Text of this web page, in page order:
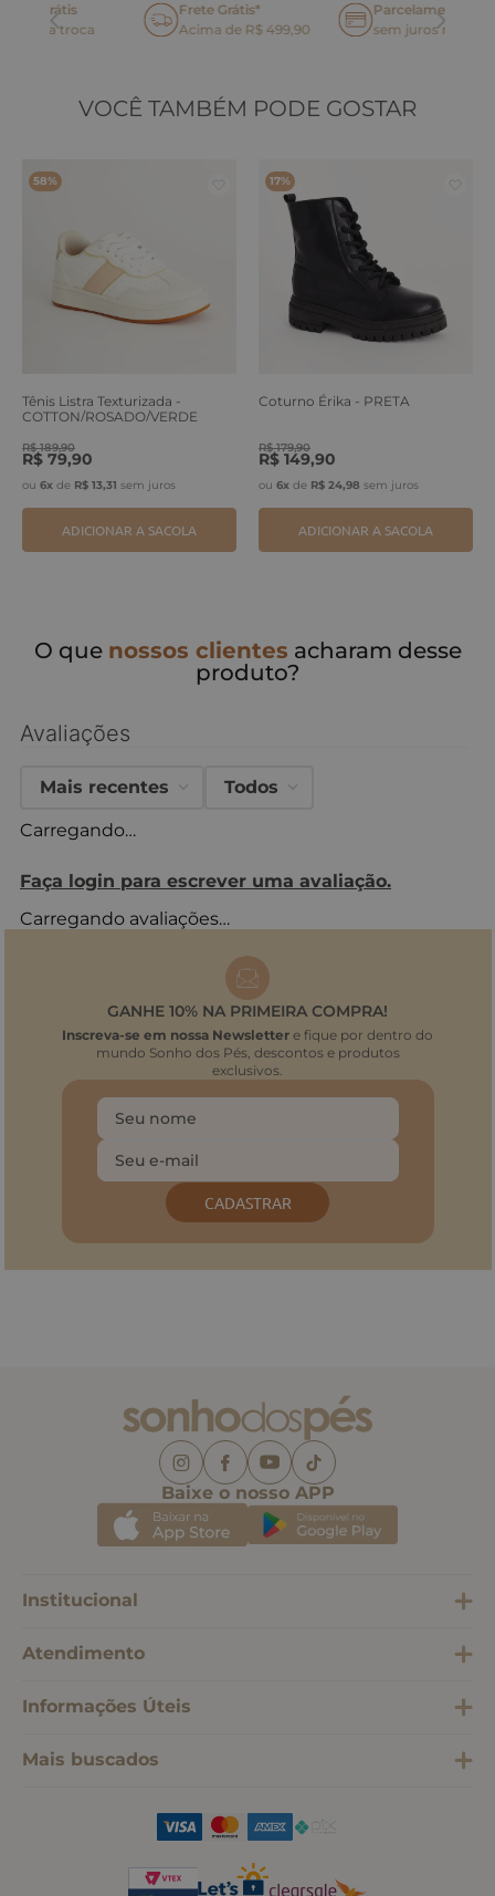
Frete Grátis*
Acima de R$ 499,90
Parcelamento até 6x
sem juros no cartão
VOCÊ TAMBÉM PODE GOSTAR
58%
Tênis Listra Texturizada -
COTTON/ROSADO/VERDE
R$ 189,90
R$ 79,90
ou 6x de R$ 13,31 sem juros
ADICIONAR A SACOLA
17%
Coturno Érika - PRETA
R$ 179,90
R$ 149,90
ou 6x de R$ 24,98 sem juros
ADICIONAR A SACOLA
O que nossos clientes acharam desse
produto?
Avaliações
Carregando…
Faça login para escrever uma avaliação.
Mais recentes Todos
Carregando avaliações…
GANHE 10% NA PRIMEIRA COMPRA!
Inscreva-se em nossa Newsletter e fique por dentro do
mundo Sonho dos Pés, descontos e produtos
exclusivos.
CADASTRAR
Baixe o nosso APP
Institucional
Atendimento
Informações Úteis
Mais buscados